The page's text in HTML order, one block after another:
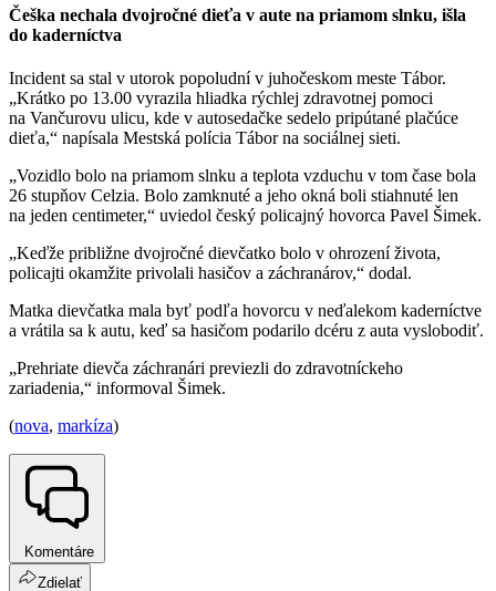
Češka nechala dvojročné dieťa v aute na priamom slnku, išla
do kaderníctva
Incident sa stal v utorok popoludní v juhočeskom meste Tábor.
„Krátko po 13.00 vyrazila hliadka rýchlej zdravotnej pomoci
na Vančurovu ulicu, kde v autosedačke sedelo pripútané plačúce
dieťa,“ napísala Mestská polícia Tábor na sociálnej sieti.
„Vozidlo bolo na priamom slnku a teplota vzduchu v tom čase bola
26 stupňov Celzia. Bolo zamknuté a jeho okná boli stiahnuté len
na jeden centimeter,“ uviedol český policajný hovorca Pavel Šimek.
„Keďže približne dvojročné dievčatko bolo v ohrození života,
policajti okamžite privolali hasičov a záchranárov,“ dodal.
Matka dievčatka mala byť podľa hovorcu v neďalekom kaderníctve
a vrátila sa k autu, keď sa hasičom podarilo dcéru z auta vyslobodiť.
„Prehriate dievča záchranári previezli do zdravotníckeho
zariadenia,“ informoval Šimek.
(nova, markíza)
Komentáre
Zdielať